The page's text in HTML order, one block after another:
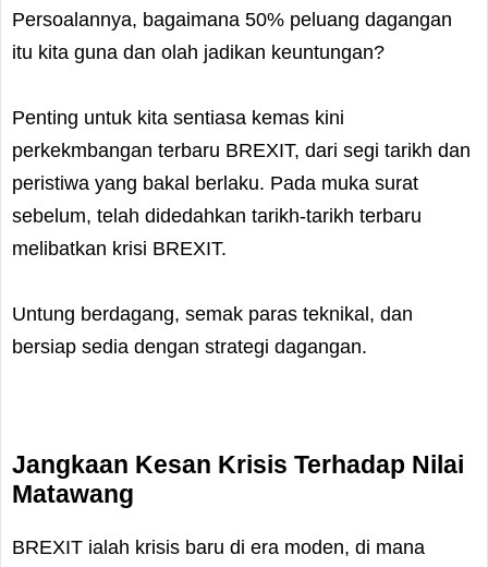
Persoalannya, bagaimana 50% peluang dagangan
itu kita guna dan olah jadikan keuntungan?
Penting untuk kita sentiasa kemas kini
perkekmbangan terbaru BREXIT, dari segi tarikh dan
peristiwa yang bakal berlaku. Pada muka surat
sebelum, telah didedahkan tarikh-tarikh terbaru
melibatkan krisi BREXIT.
Untung berdagang, semak paras teknikal, dan
bersiap sedia dengan strategi dagangan.
Jangkaan Kesan Krisis Terhadap Nilai
Matawang
BREXIT ialah krisis baru di era moden, di mana